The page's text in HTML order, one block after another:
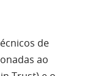
de
ao